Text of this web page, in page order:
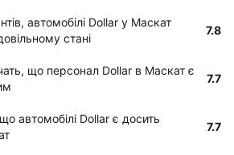
автомобілі Dollar у Маскат
стані
7.8
що персонал Dollar в Маскат є
7.7
автомобілі Dollar є досить
7.7